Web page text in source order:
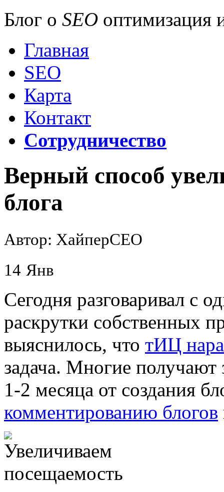
Блог о SEO оптимизация
Главная
SEO
Карта
Контакт
Сотрудничество
Верный способ
блога
Автор: ХайперСЕО
14 Янв
Сегодня разговаривал с
раскрутки собственных
выяснилось, что тИЦ
задача. Многие получают
1-2 месяца от создания
комментированию блогов